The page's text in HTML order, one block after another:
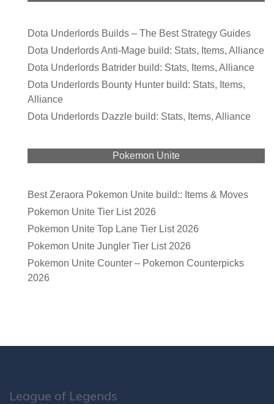
Dota Underlords Builds – The Best Strategy Guides
Dota Underlords Anti-Mage build: Stats, Items, Alliance
Dota Underlords Batrider build: Stats, Items, Alliance
Dota Underlords Bounty Hunter build: Stats, Items,
Alliance
Dota Underlords Dazzle build: Stats, Items, Alliance
Pokemon Unite
Best Zeraora Pokemon Unite build:: Items & Moves
Pokemon Unite Tier List 2026
Pokemon Unite Top Lane Tier List 2026
Pokemon Unite Jungler Tier List 2026
Pokemon Unite Counter – Pokemon Counterpicks
2026
League of Legends